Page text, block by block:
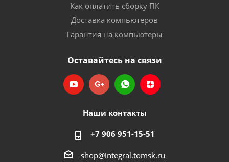
Как оплатить сборку ПК
Доставка компьютеров
Гарантия на компьютеры
Оставайтесь на связи
Наши контакты
+7 906 951-15-51
shop@integral.tomsk.ru